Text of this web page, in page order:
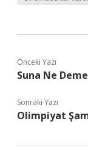
Önceki Yazı
Suna Ne
Sonraki Yazı
Olimpiyat